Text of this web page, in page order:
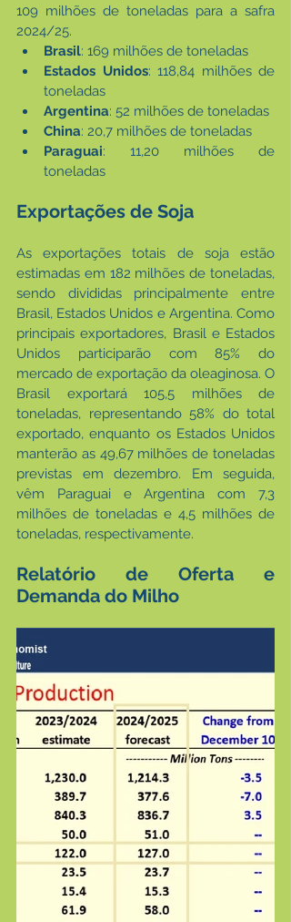
109 milhões de toneladas para a safra
2024/25.
Brasil: 169 milhões de toneladas
Estados Unidos: 118,84 milhões de
toneladas
Argentina: 52 milhões de toneladas
China: 20,7 milhões de toneladas
Paraguai: 11,20 milhões de
toneladas
Exportações de Soja
As exportações totais de soja estão
estimadas em 182 milhões de toneladas,
sendo divididas principalmente entre
Brasil, Estados Unidos e Argentina. Como
principais exportadores, Brasil e Estados
Unidos participarão com 85% do
mercado de exportação da oleaginosa. O
Brasil exportará 105,5 milhões de
toneladas, representando 58% do total
exportado, enquanto os Estados Unidos
manterão as 49,67 milhões de toneladas
previstas em dezembro. Em seguida,
vêm Paraguai e Argentina com 7,3
milhões de toneladas e 4,5 milhões de
toneladas, respectivamente.
Relatório de Oferta e
Demanda do Milho